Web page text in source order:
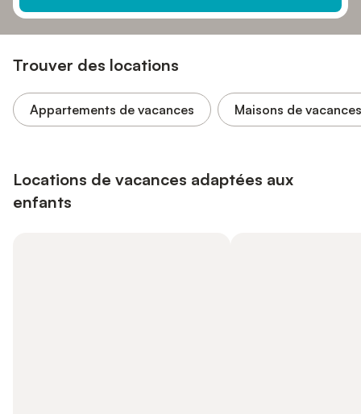
Trouver des locations
Appartements de vacances Maisons de vacances
Locations de vacances adaptées aux
enfants